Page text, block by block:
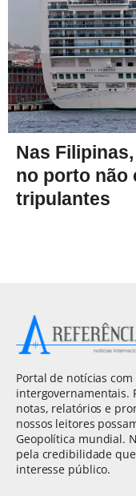
Nas
no porto não
tripulantes
Portal de notícias
intergovernamentais.
notas, relatórios e
nossos leitores
Geopolítica mundial.
pela credibilidade
interesse público.